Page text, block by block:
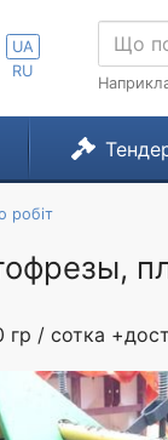
UA
RU
робіт
гр / сотка